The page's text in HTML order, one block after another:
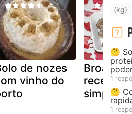
de nozes
vinho do
Broas
receitas
simples)
(kg)
🤔
1
🤔
1